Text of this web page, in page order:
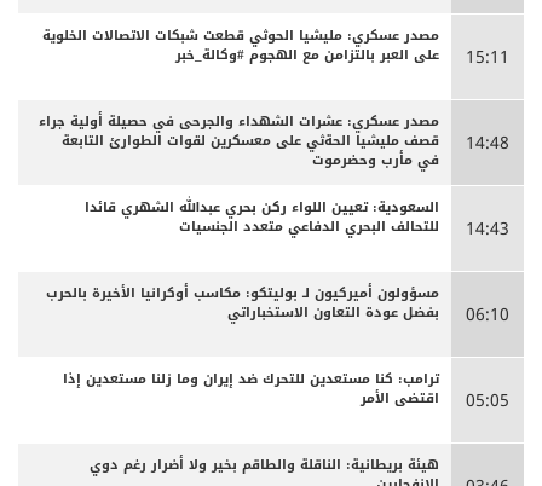
15:11
مصدر عسكري: مليشيا الحوثي قطعت شبكات الاتصالات الخلوية
على العبر بالتزامن مع الهجوم #وكالة_خبر
14:48
مصدر عسكري: عشرات الشهداء والجرحى ‏في حصيلة أولية جراء
قصف مليشيا الحةثي على معسكرين لقوات الطوارئ التابعة
في مأرب وحضرموت
14:43
السعودية: تعيين اللواء ركن بحري عبدالله الشهري قائدا
للتحالف البحري الدفاعي متعدد الجنسيات
06:10
مسؤولون أميركيون لـ بوليتكو: مكاسب أوكرانيا الأخيرة بالحرب
بفضل عودة التعاون الاستخباراتي
05:05
ترامب: كنا مستعدين للتحرك ضد إيران وما زلنا مستعدين إذا
اقتضى الأمر
هيئة بريطانية: الناقلة والطاقم بخير ولا أضرار رغم دوي